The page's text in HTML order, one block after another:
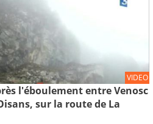
VIDEO
l'éboulement entre Venosc
sur la route de La